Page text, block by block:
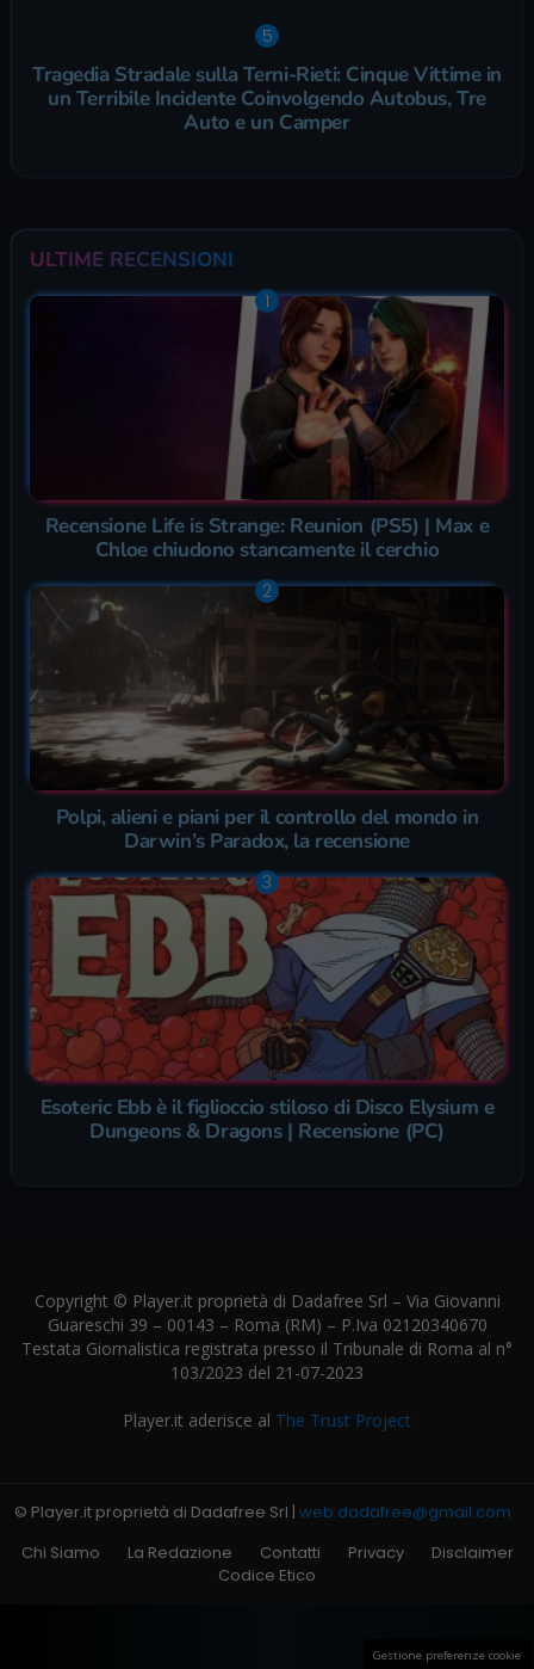
Tragedia Stradale sulla Terni-Rieti: Cinque Vittime in
un Terribile Incidente Coinvolgendo Autobus, Tre
Auto e un Camper
ULTIME RECENSIONI
Recensione Life is Strange: Reunion (PS5) | Max e
Chloe chiudono stancamente il cerchio
Polpi, alieni e piani per il controllo del mondo in
Darwin’s Paradox, la recensione
Esoteric Ebb è il figlioccio stiloso di Disco Elysium e
Dungeons & Dragons | Recensione (PC)
Copyright © Player.it proprietà di Dadafree Srl – Via Giovanni
Guareschi 39 – 00143 – Roma (RM) – P.Iva 02120340670
Testata Giornalistica registrata presso il Tribunale di Roma al n°
103/2023 del 21-07-2023
Player.it aderisce al The Trust Project
© Player.it proprietà di Dadafree Srl | web.dadafree@gmail.com
Chi Siamo
La Redazione Contatti Privacy
Disclaimer
Codice Etico
Gestione preferenze cookie